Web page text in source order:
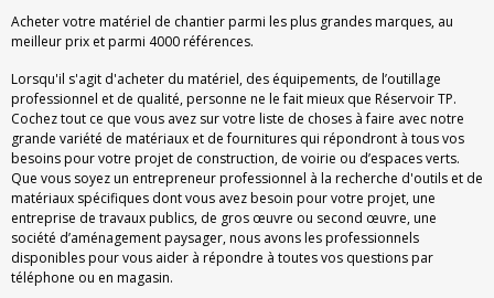
Acheter votre matériel de chantier parmi les plus grandes marques, au
meilleur prix et parmi 4000 références.
Lorsqu'il s'agit d'acheter du matériel, des équipements, de l’outillage
professionnel et de qualité, personne ne le fait mieux que Réservoir TP.
Cochez tout ce que vous avez sur votre liste de choses à faire avec notre
grande variété de matériaux et de fournitures qui répondront à tous vos
besoins pour votre projet de construction, de voirie ou d’espaces verts.
Que vous soyez un entrepreneur professionnel à la recherche d'outils et de
matériaux spécifiques dont vous avez besoin pour votre projet, une
entreprise de travaux publics, de gros œuvre ou second œuvre, une
société d’aménagement paysager, nous avons les professionnels
disponibles pour vous aider à répondre à toutes vos questions par
téléphone ou en magasin.